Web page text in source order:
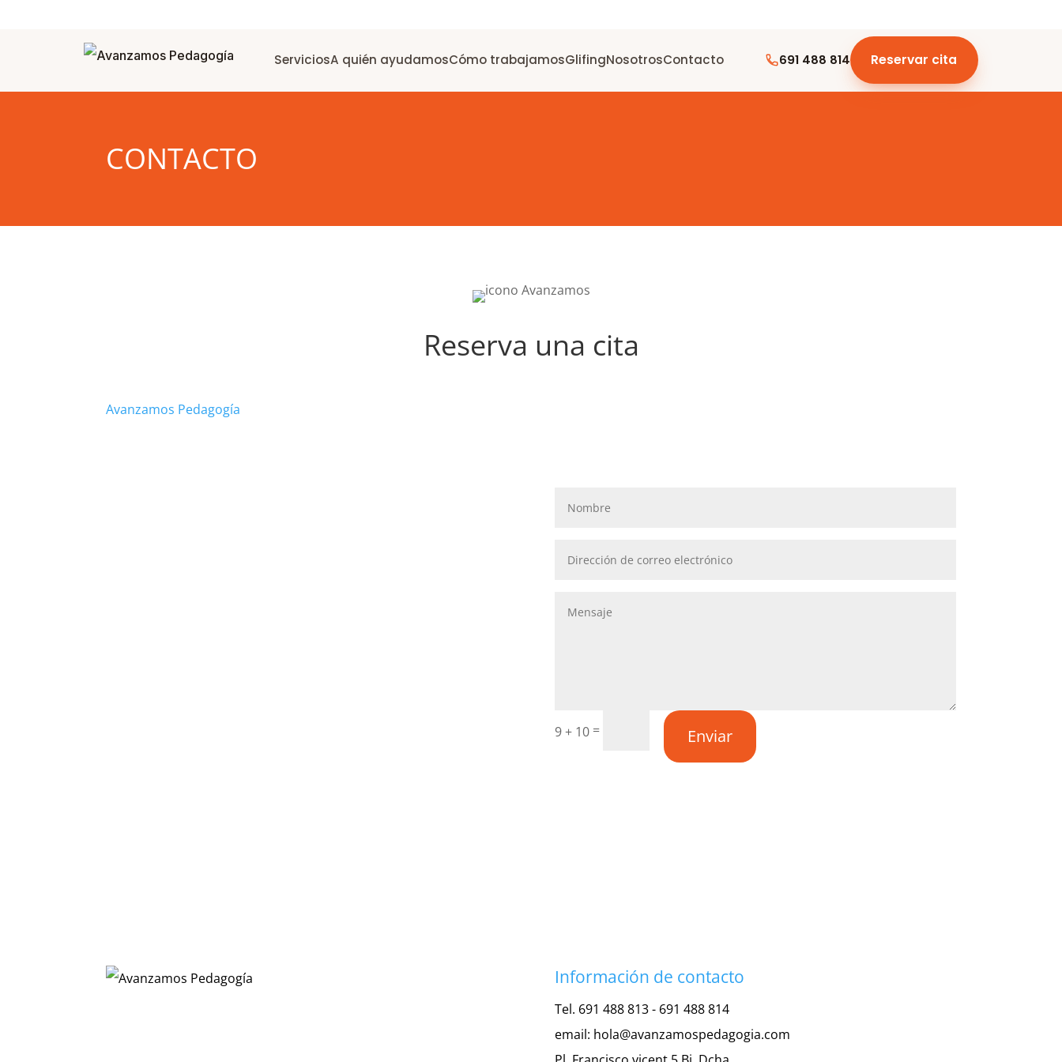
ServiciosA quién ayudamosCómo trabajamosGlifingNosotrosContacto 691 488 814 Reservar cita
CONTACTO
Reserva una cita
Avanzamos Pedagogía
9 + 10= Enviar
Información de contacto
Tel. 691 488 813 - 691 488 814
email: hola@avanzamospedagogia.com